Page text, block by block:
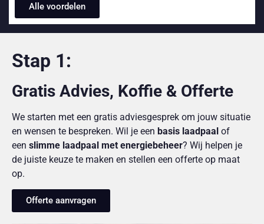
Alle voordelen
Stap 1:
Gratis Advies, Koffie & Offerte
We starten met een gratis adviesgesprek om jouw situatie
en wensen te bespreken. Wil je een basis laadpaal of
een slimme laadpaal met energiebeheer? Wij helpen je
de juiste keuze te maken en stellen een offerte op maat
op.
Offerte aanvragen